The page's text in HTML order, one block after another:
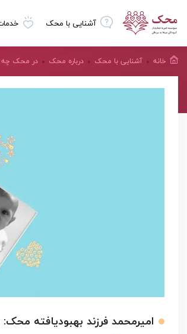
آشنایی با محک
خانه آشنایی با محک درباره محک در محک چه
اميرمحمد فرزند بهبودیافته